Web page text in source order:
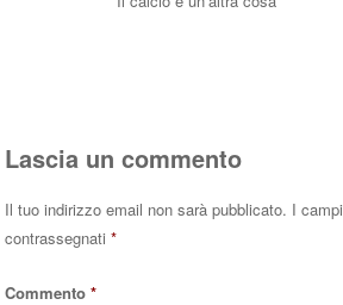
Lascia un commento
Il tuo indirizzo email non sarà pubblicato. I
contrassegnati*
Commento*